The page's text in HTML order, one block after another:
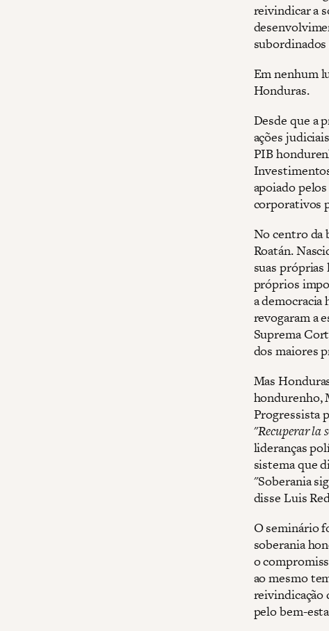
reivindicar a
Em nenhum
Honduras.
Desde que a
ações
PIB
apoiado
corporativos
No centro da
Roatán.
suas
próprios
a democracia
revogaram a
Suprema
dos maiores
Mas
hondurenho,
Progressista
"Recuperar la
lideranças
sistema que
"Soberania
disse Luis
O seminário
soberania
o
ao mesmo
reivindicação
pelo bem-